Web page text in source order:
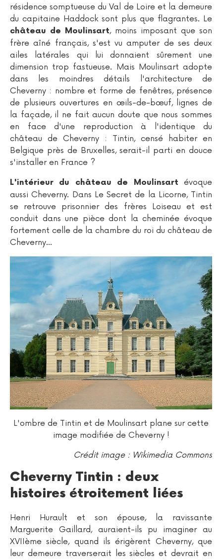
résidence somptueuse du Val de Loire et la demeure
du capitaine Haddock sont plus que flagrantes. Le
château de Moulinsart, moins imposant que son
frère aîné français, s'est vu amputer de ses deux
ailes latérales qui lui donnaient sûrement une
dimension trop fastueuse. Mais Moulinsart adopte
dans les moindres détails l'architecture de
Cheverny : nombre et forme de fenêtres, présence
de plusieurs ouvertures en œils-de-bœuf, lignes de
la façade, il ne fait aucun doute que nous sommes
en face d'une reproduction à l'identique du
château de Cheverny : Tintin, censé habiter en
Belgique près de Bruxelles, serait-il parti en douce
s'installer en France ?
L'intérieur du château de Moulinsart évoque
aussi Cheverny. Dans Le Secret de la Licorne, Tintin
se retrouve prisonnier des frères Loiseau et est
conduit dans une pièce dont la cheminée évoque
fortement celle de la chambre du roi du château de
Cheverny…
L'ombre de Tintin et de Moulinsart plane sur cette
image modifiée de Cheverny !
Crédit image : Wikimedia Commons
Cheverny Tintin : deux
histoires étroitement liées
Henri Hurault et son épouse, la ravissante
Marguerite Gaillard, auraient-ils pu imaginer au
XVIIème siècle, quand ils érigèrent Cheverny, que
leur demeure traverserait les siècles et devrait en